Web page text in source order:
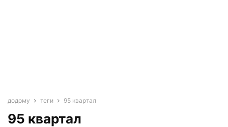
додому теги 95 квартал
95 квартал